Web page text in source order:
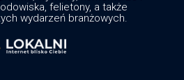
felietony, a także
wydarzeń branżowych.